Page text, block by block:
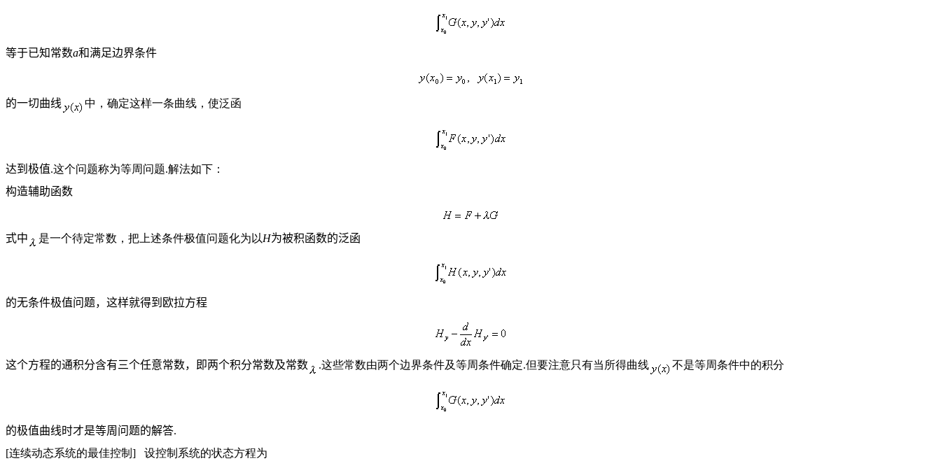
等于已知常数a和满足边界条件
的一切曲线 中，确定这样一条曲线，使泛函
达到极值.这个问题称为等周问题.解法如下：
构造辅助函数
式中 是一个待定常数，把上述条件极值问题化为以H为被积函数的泛函
的无条件极值问题，这样就得到欧拉方程
这个方程的通积分含有三个任意常数，即两个积分常数及常数 .这些常数由两个边界条件及等周条件确定.但要注意只有当所得曲线 不是等周条件中的积分
的极值曲线时才是等周问题的解答.
[连续动态系统的最佳控制]
设控制系统的状态方程为